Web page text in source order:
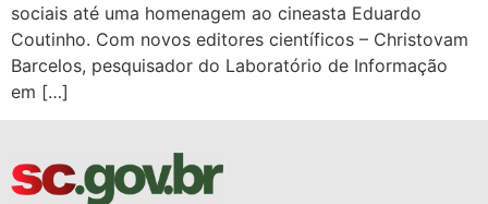
sociais até uma homenagem ao cineasta Eduardo
Coutinho. Com novos editores científicos – Christovam
Barcelos, pesquisador do Laboratório de Informação
em […]